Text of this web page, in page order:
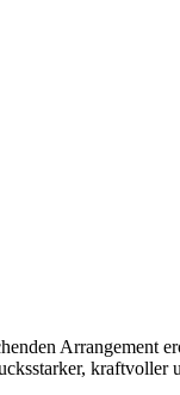
Arrangement
kraftvoller